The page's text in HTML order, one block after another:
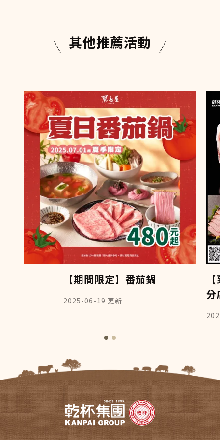
其他推薦活動
【期間限定】番茄鍋
2025-06-19 更新
分